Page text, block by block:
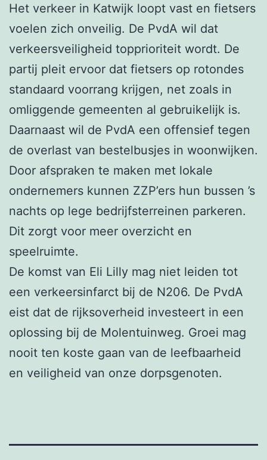
Het verkeer in Katwijk loopt vast en fietsers
voelen zich onveilig. De PvdA wil dat
verkeersveiligheid topprioriteit wordt. De
partij pleit ervoor dat fietsers op rotondes
standaard voorrang krijgen, net zoals in
omliggende gemeenten al gebruikelijk is.
Daarnaast wil de PvdA een offensief tegen
de overlast van bestelbusjes in woonwijken.
Door afspraken te maken met lokale
ondernemers kunnen ZZP’ers hun bussen ’s
nachts op lege bedrijfsterreinen parkeren.
Dit zorgt voor meer overzicht en
speelruimte.
De komst van Eli Lilly mag niet leiden tot
een verkeersinfarct bij de N206. De PvdA
eist dat de rijksoverheid investeert in een
oplossing bij de Molentuinweg. Groei mag
nooit ten koste gaan van de leefbaarheid
en veiligheid van onze dorpsgenoten.